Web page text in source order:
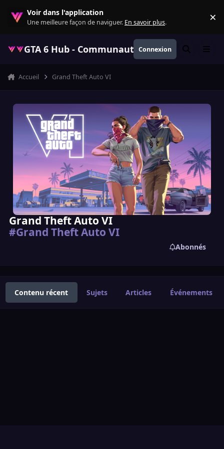
Voir dans l'application
Une meilleure façon de naviguer. En savoir plus. ×
GTA 6 Hub - Communauté GTA VI
Connexion Rechercher
Menu
Accueil Grand Theft Auto VI
Grand Theft Auto VI
#Grand Theft Auto VI
Abonnés
Contenu récent Sujets Articles Événements